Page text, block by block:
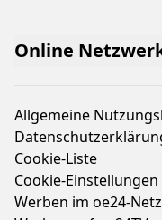
Online
Allgemeine
Cookie-Liste
Cookie-
Werben im oe24-